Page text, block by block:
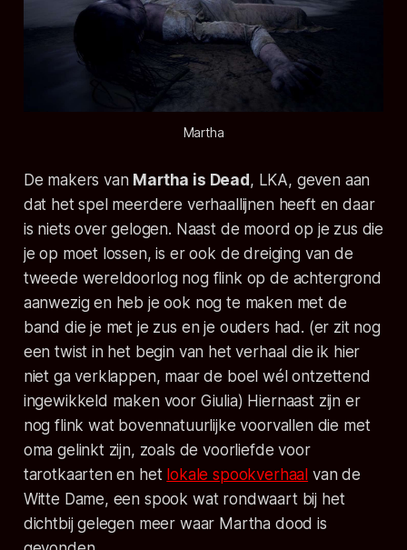
Martha
De makers van Martha is Dead , LKA, geven aan
dat het spel meerdere verhaallijnen heeft en daar
is niets over gelogen. Naast de moord op je zus die
je op moet lossen, is er ook de dreiging van de
tweede wereldoorlog nog flink op de achtergrond
aanwezig en heb je ook nog te maken met de
band die je met je zus en je ouders had. (er zit nog
een twist in het begin van het verhaal die ik hier
niet ga verklappen, maar de boel wél ontzettend
ingewikkeld maken voor Giulia) Hiernaast zijn er
nog flink wat bovennatuurlijke voorvallen die met
oma gelinkt zijn, zoals de voorliefde voor
tarotkaarten en het lokale spookverhaal van de
Witte Dame, een spook wat rondwaart bij het
dichtbij gelegen meer waar Martha dood is